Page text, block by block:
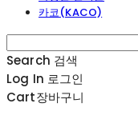
카코(KACO)
Search 검색
Log In 로그인
Cart장바구니